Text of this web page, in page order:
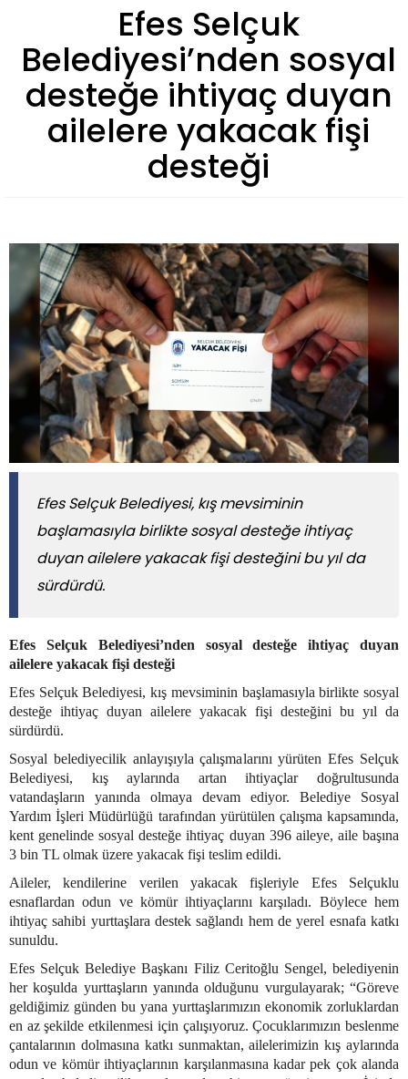
Efes Selçuk
Belediyesi’nden sosyal
desteğe ihtiyaç duyan
ailelere yakacak fişi
desteği
Efes Selçuk Belediyesi, kış mevsiminin
başlamasıyla birlikte sosyal desteğe ihtiyaç
duyan ailelere yakacak fişi desteğini bu yıl da
sürdürdü.
Efes Selçuk Belediyesi’nden sosyal desteğe ihtiyaç duyan
ailelere yakacak fişi desteği
Efes Selçuk Belediyesi, kış mevsiminin başlamasıyla birlikte sosyal
desteğe ihtiyaç duyan ailelere yakacak fişi desteğini bu yıl da
sürdürdü.
Sosyal belediyecilik anlayışıyla çalışmalarını yürüten Efes Selçuk
Belediyesi, kış aylarında artan ihtiyaçlar doğrultusunda
vatandaşların yanında olmaya devam ediyor. Belediye Sosyal
Yardım İşleri Müdürlüğü tarafından yürütülen çalışma kapsamında,
kent genelinde sosyal desteğe ihtiyaç duyan 396 aileye, aile başına
3 bin TL olmak üzere yakacak fişi teslim edildi.
Aileler, kendilerine verilen yakacak fişleriyle Efes Selçuklu
esnaflardan odun ve kömür ihtiyaçlarını karşıladı. Böylece hem
ihtiyaç sahibi yurttaşlara destek sağlandı hem de yerel esnafa katkı
sunuldu.
Efes Selçuk Belediye Başkanı Filiz Ceritoğlu Sengel, belediyenin
her koşulda yurttaşların yanında olduğunu vurgulayarak; “Göreve
geldiğimiz günden bu yana yurttaşlarımızın ekonomik zorluklardan
en az şekilde etkilenmesi için çalışıyoruz. Çocuklarımızın beslenme
çantalarının dolmasına katkı sunmaktan, ailelerimizin kış aylarında
odun ve kömür ihtiyaçlarının karşılanmasına kadar pek çok alanda